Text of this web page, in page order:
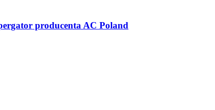
producenta AC Poland